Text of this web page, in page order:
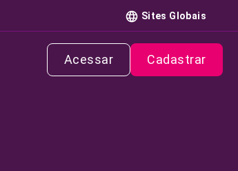
Sites Globais
Acessar Cadastrar